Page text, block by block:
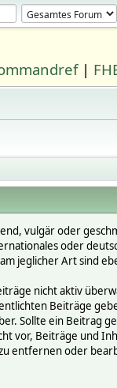
|
vulgär oder
oder
jeglicher Art sind
nicht aktiv
Beiträge
Sollte ein Beitrag
vor, Beiträge und
entfernen oder